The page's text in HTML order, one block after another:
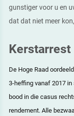
gunstiger voor u en
dat dat niet meer
Kerstarrest
De Hoge Raad
3-heffing vanaf 2017 in
bood in die casus
rendement. Alle